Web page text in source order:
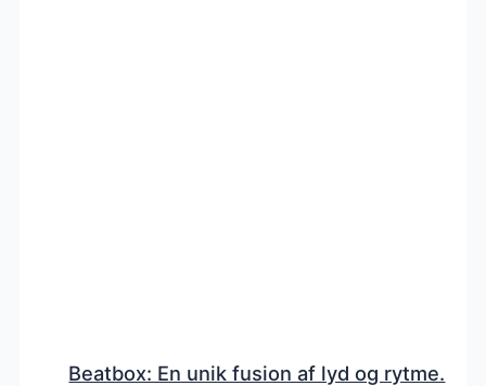
Beatbox: En unik fusion af lyd og rytme.